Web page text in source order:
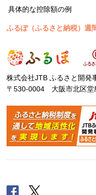
具体的な控除額の例
ふるぽ（ふるさと納税）週
株式会社JTB ふるさと開発
〒530-0004 大阪市北区堂
Facebook